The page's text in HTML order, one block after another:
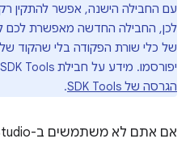
עם החבילה הישנה, אפשר להתקין
לכן, החבילה החדשה מאפשרת לכם
של כלי שורת הפקודה בלי שהקוד
יפורסמו. מידע על חבילת SDK Tools שהוצאה משימוש זמין ב
הגרסה של SDK Tools
.
אם אתם לא משתמשים ב-Android Studio, אתם יכולים